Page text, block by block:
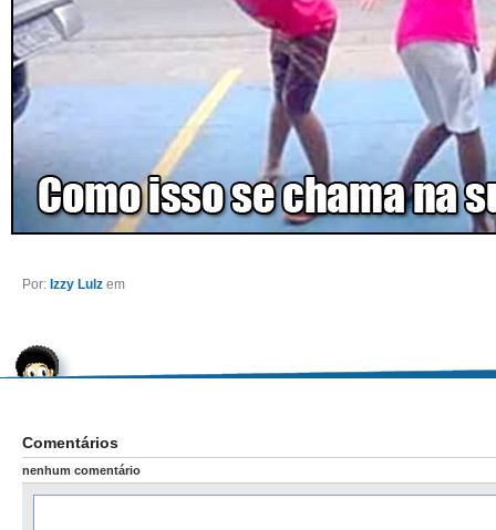
Por: Izzy Lulz em
Comentários
nenhum comentário